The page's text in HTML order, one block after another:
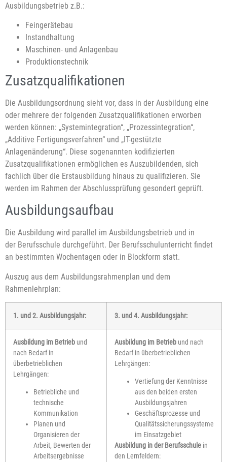
Ausbildungsbetrieb z.B.:
Feingerätebau
Instandhaltung
Maschinen- und Anlagenbau
Produktionstechnik
Zusatzqualifikationen
Die Ausbildungsordnung sieht vor, dass in der Ausbildung eine
oder mehrere der folgenden Zusatzqualifikationen erworben
werden können: „Systemintegration“, „Prozessintegration“,
„Additive Fertigungsverfahren“ und „IT-gestützte
Anlagenänderung“. Diese sogenannten kodifizierten
Zusatzqualifikationen ermöglichen es Auszubildenden, sich
fachlich über die Erstausbildung hinaus zu qualifizieren. Sie
werden im Rahmen der Abschlussprüfung gesondert geprüft.
Ausbildungsaufbau
Die Ausbildung wird parallel im Ausbildungsbetrieb und in
der Berufsschule durchgeführt. Der Berufsschulunterricht findet
an bestimmten Wochentagen oder in Blockform statt.
Auszug aus dem Ausbildungsrahmenplan und dem
Rahmenlehrplan:
1. und 2. Ausbildungsjahr: 3. und 4. Ausbildungsjahr:
Ausbildung im Betrieb und
nach Bedarf in
überbetrieblichen
Lehrgängen:
Betriebliche und
technische
Kommunikation
Planen und
Organisieren der
Arbeit, Bewerten der
Arbeitsergebnisse
Ausbildung im Betrieb und nach
Bedarf in überbetrieblichen
Lehrgängen:
Vertiefung der Kenntnisse
aus den beiden ersten
Ausbildungsjahren
Geschäftsprozesse und
Qualitätssicherungssysteme
im Einsatzgebiet
Ausbildung in der Berufsschule in
den Lernfeldern: